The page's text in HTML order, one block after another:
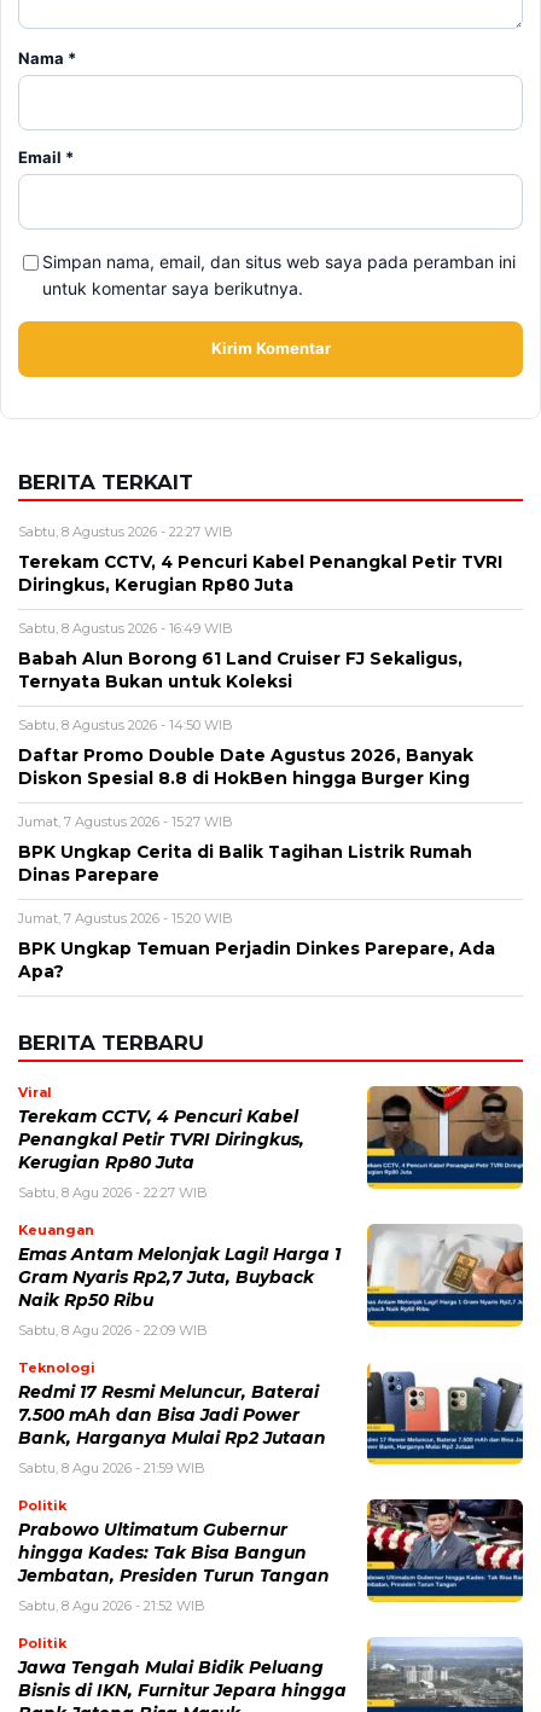
BERITA TERKAIT
Terekam CCTV, 4 Pencuri Kabel Penangkal Petir TVRI
Sabtu, 8 Agustus 2026 - 16:49 WIB
Ternyata Bukan untuk Koleksi
Sabtu, 8 Agustus 2026 - 14:50 WIB
Daftar Promo Double Date Agustus 2026, Banyak
Diskon Spesial 8.8 di HokBen hingga Burger King ‎
Jumat, 7 Agustus 2026 - 15:27 WIB
BPK Ungkap Cerita di Balik Tagihan Listrik Rumah
Dinas Parepare
Jumat, 7 Agustus 2026 - 15:20 WIB
BPK Ungkap Temuan Perjadin Dinkes Parepare, Ada
Apa?
BERITA TERBARU
Viral
Terekam CCTV, 4 Pencuri Kabel
Penangkal Petir TVRI Diringkus,
Sabtu, 8 Agu 2026 - 22:27 WIB
Keuangan
Emas Antam Melonjak Lagi! Harga 1
Gram Nyaris Rp2,7 Juta, Buyback
Naik Rp50 Ribu
Sabtu, 8 Agu 2026 - 22:09 WIB
Teknologi
Redmi 17 Resmi Meluncur, Baterai
7.500 mAh dan Bisa Jadi Power
Bank, Harganya Mulai Rp2 Jutaan
Sabtu, 8 Agu 2026 - 21:59 WIB
Politik
Prabowo Ultimatum Gubernur
hingga Kades: Tak Bisa Bangun
Jembatan, Presiden Turun Tangan
Sabtu, 8 Agu 2026 - 21:52 WIB
Politik
Jawa Tengah Mulai Bidik Peluang
Bisnis di IKN, Furnitur Jepara hingga
Bank Jateng Bisa Masuk
Sabtu, 8 Agu 2026 - 21:47 WIB
POPULER